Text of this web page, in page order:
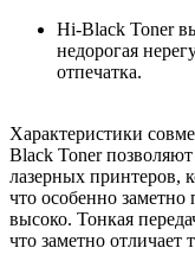
Hi-Black Toner
недорогая
отпечатка.
Характеристики
Black Toner
лазерных принтеров,
что особенно
высоко. Тонкая
что заметно